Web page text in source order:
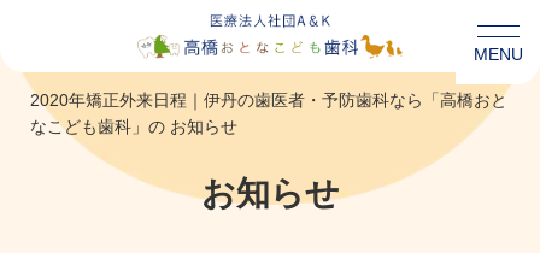
MENU
2020年矯正外来日程｜伊丹の歯医者・予防歯科なら「高橋おと
なこども歯科」の お知らせ
お知らせ